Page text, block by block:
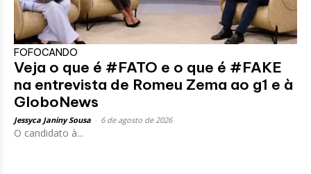
FOFOCANDO
Veja o que é #FATO e o que é #FAKE
na entrevista de Romeu Zema ao g1 e à
GloboNews
Jessyca Janiny Sousa 6 de agosto de 2026
O candidato à...